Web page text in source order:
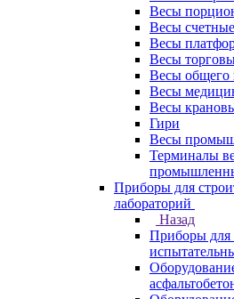
Весы
Весы счетные
Весы
Весы
Весы общего
Весы
Весы
Гири
Весы
Терминалы
Приборы для
лабораторий
Назад
Приборы для